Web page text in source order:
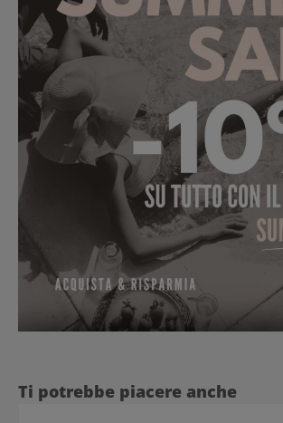
Salta la galleria dei prodotti
Ti potrebbe piacere anche